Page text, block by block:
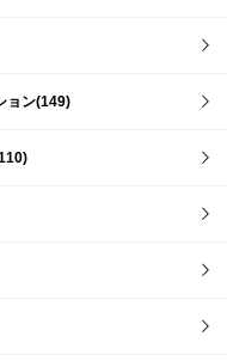
ョン(149)